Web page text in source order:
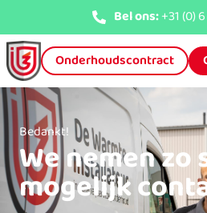
Bel ons:+31 (0)
Onderhoudscontract
Bedankt!
We nemen zo
mogelijk